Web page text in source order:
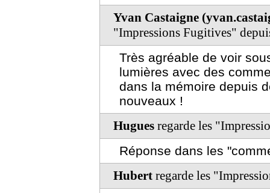
Yvan Castaigne
"Impressions Fugitives"
Très agréable de voir
lumières avec des
dans la mémoire depuis
nouveaux !
Hugues regarde les
Réponse dans les
Hubert regarde les